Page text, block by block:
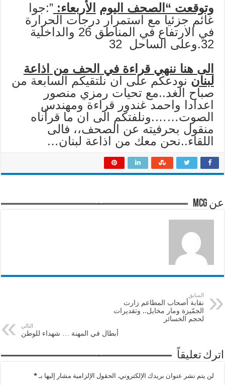
وتوقعت “الصحف اليوم الأربعاء: ”:جوا
غائم جزئيا مع استمرار درجات الحرارة
في الارتفاع في المناطق 26 والداخلية
32.وعلى الساحل 32
الى هنا ننهي قراءة في الحف من اذاعة
لبنان نودعكم على ان نلتقيكم السابعة من
صباح الغد..مع تحيات رمزي منصور
اعدادا واحمد غندور قراءة ومهندس
الصوت…….ونلفتكم الى ان ما قرأناه
منقول بحرفيته عن الصحف،، فالى
اللقاء..نحن معك من اذاعة لبنان…
عن mcg
السابق
نقابة أصحاب المطاعم زارت
الجمّيزة ومار مخايل.. وتقديرات
لحجم الخسائر
التالي
أبطال في المهنة … شهداء للوطن
اترك تعليقاً
لن يتم نشر عنوان بريدك الإلكتروني. الحقول الإلزامية مشار إليها بـ*